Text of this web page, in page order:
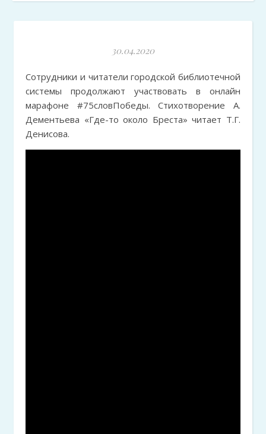
30.04.2020
Сотрудники и читатели городской библиотечной
системы продолжают участвовать в онлайн
марафоне #75словПобеды. Стихотворение А.
Дементьева «Где-то около Бреста» читает Т.Г.
Денисова.